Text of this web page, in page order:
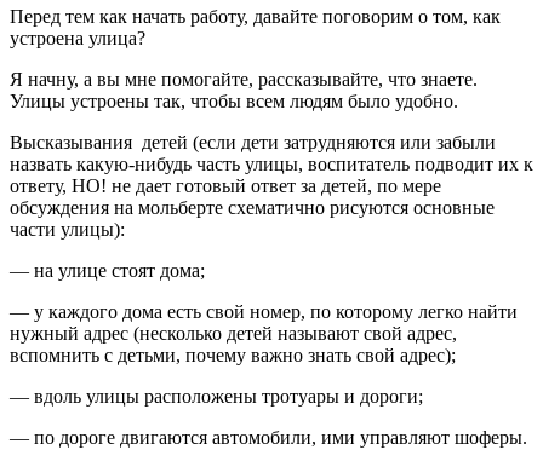
Перед тем как начать работу, давайте поговорим о том, как
устроена улица?
Я начну, а вы мне помогайте, рассказывайте, что знаете.
Улицы устроены так, чтобы всем людям было удобно.
Высказывания детей (если дети затрудняются или забыли
назвать какую-нибудь часть улицы, воспитатель подводит их к
ответу, НО! не дает готовый ответ за детей, по мере
обсуждения на мольберте схематично рисуются основные
части улицы):
— на улице стоят дома;
— у каждого дома есть свой номер, по которому легко найти
нужный адрес (несколько детей называют свой адрес,
вспомнить с детьми, почему важно знать свой адрес);
— вдоль улицы расположены тротуары и дороги;
— по дороге двигаются автомобили, ими управляют шоферы.